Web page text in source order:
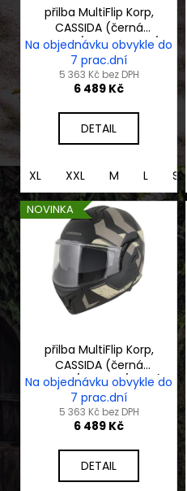
d
k
t
ů
přilba MultiFlip Korp,
CASSIDA (černá
matná/tmavě šedá/
šedá) 2026
Na objednávku obvykle do
7 prac.dní
5 363 Kč bez DPH
6 489 Kč
DETAIL
XL XXL M L S
NOVINKA
přilba MultiFlip Korp,
CASSIDA (černá
matná/písková/khaki)
2026
Na objednávku obvykle do
7 prac.dní
5 363 Kč bez DPH
6 489 Kč
DETAIL
u
j
e
m
e
MOTOCYKL
1000MT-
ADVENTURE
275
990
Kč